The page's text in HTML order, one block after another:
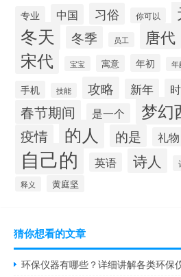
专业 中国 习俗 你可以
冬天 冬季 员工 唐代
宋代 宝宝 寓意 年初 年
手机 技能 攻略 新年
春节期间 是一个 梦幻
疫情 的人 的是 礼物
自己的 英语 诗人
释义 黄庭坚
猜你想看的文章
环保仪器有哪些？详细讲解各类环保